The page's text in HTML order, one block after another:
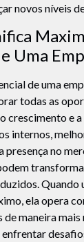
novos níveis
Uma
de uma
todas as
crescimento e
internos,
presença no
Quando
ela opera
de maneira